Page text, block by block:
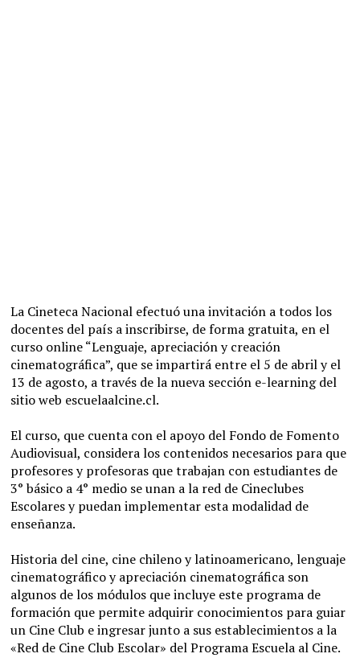
La Cineteca Nacional efectuó una invitación a todos los
docentes del país a inscribirse, de forma gratuita, en el
curso online “Lenguaje, apreciación y creación
cinematográfica”, que se impartirá entre el 5 de abril y el
13 de agosto, a través de la nueva sección e-learning del
sitio web escuelaalcine.cl.
El curso, que cuenta con el apoyo del Fondo de Fomento
Audiovisual, considera los contenidos necesarios para que
profesores y profesoras que trabajan con estudiantes de
3° básico a 4° medio se unan a la red de Cineclubes
Escolares y puedan implementar esta modalidad de
enseñanza.
Historia del cine, cine chileno y latinoamericano, lenguaje
cinematográfico y apreciación cinematográfica son
algunos de los módulos que incluye este programa de
formación que permite adquirir conocimientos para guiar
un Cine Club e ingresar junto a sus establecimientos a la
«Red de Cine Club Escolar» del Programa Escuela al Cine.